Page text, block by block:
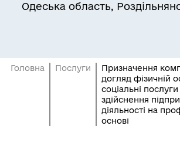
Одеська область,
Головна Послуги
Призначення
догляд фізичній
соціальні
здійснення
діяльності на
основі